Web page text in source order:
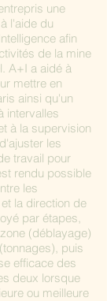
une
l'aide du
afin
de la mine
A+I a aidé à
mettre en
ainsi qu'un
intervalles
à la supervision
les
travail pour
rendu possible
les
la direction de
par étapes,
(déblayage)
puis
efficace des
deux lorsque
ou meilleure